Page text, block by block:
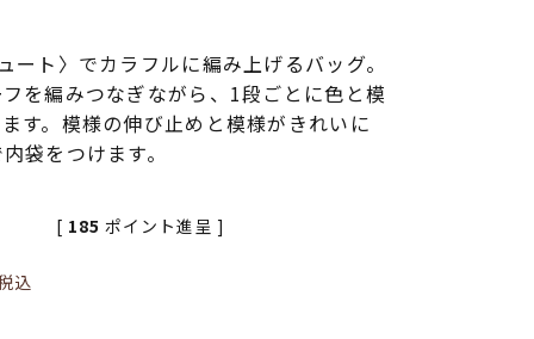
ート〉でカラフルに編み上げるバッグ。
を編みつなぎながら、1段ごとに色と模
す。模様の伸び止めと模様がきれいに
袋をつけます。
込
[ 185 ポイント進呈 ]